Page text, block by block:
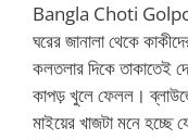
Bangla Choti
ঘরের জানালা থেকে
কলতলার দিকে তাকাতেই
কাপড় খুলে ফেলল।
মাইয়ের খাজটা মনে হচ্ছে